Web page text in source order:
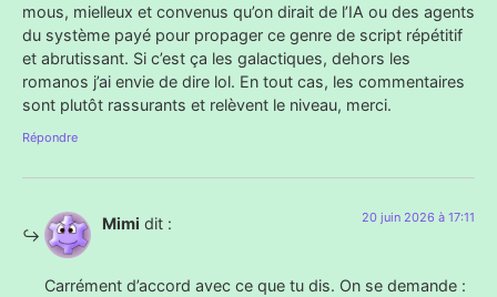
mous, mielleux et convenus qu’on dirait de l’IA ou des agents
du système payé pour propager ce genre de script répétitif
et abrutissant. Si c’est ça les galactiques, dehors les
romanos j’ai envie de dire lol. En tout cas, les commentaires
sont plutôt rassurants et relèvent le niveau, merci.
Répondre
Mimi dit : 20 juin 2026 à 17:11
Carrément d’accord avec ce que tu dis. On se demande :